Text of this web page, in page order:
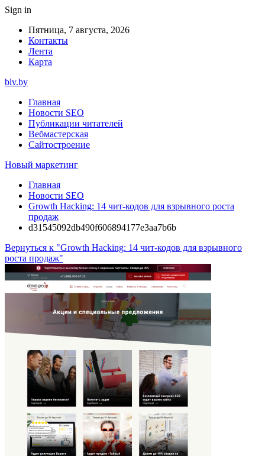
Sign in
Пятница, 7 августа, 2026
Контакты
Лента
Карта
blv.by
Главная
Новости SEO
Публикации читателей
Вебмастерская
Сайтостроение
Новый маркетинг
Главная
Новости SEO
Growth Hacking: 14 чит-кодов для взрывного роста
продаж
d31545092db490f606894177e3aa7b6b
Вернуться к "Growth Hacking: 14 чит-кодов для взрывного
роста продаж"